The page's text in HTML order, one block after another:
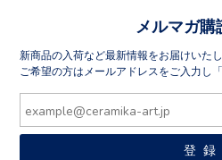
メルマガ購
新商品の入荷など最新情報をお届けいたし
ご希望の方はメールアドレスをご入力し